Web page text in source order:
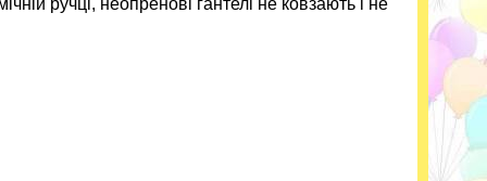
ручці, неопренові гантелі не ковзають і не